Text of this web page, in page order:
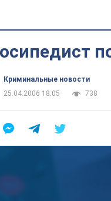
Криминальные новости
25.04.2006 18:05
738